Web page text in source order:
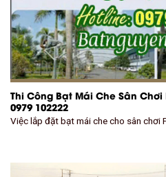
Thi Công Bạt Mái Che Sân
0979 102222
Việc lắp đặt bạt mái che cho sân chơi